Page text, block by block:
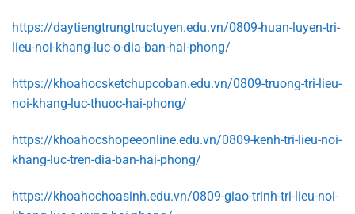
https://daytiengtrungtructuyen.edu.vn/0809-huan-luyen-tri-
lieu-noi-khang-luc-o-dia-ban-hai-phong/
https://khoahocsketchupcoban.edu.vn/0809-truong-tri-lieu-
noi-khang-luc-thuoc-hai-phong/
https://khoahocshopeeonline.edu.vn/0809-kenh-tri-lieu-noi-
khang-luc-tren-dia-ban-hai-phong/
https://khoahochoasinh.edu.vn/0809-giao-trinh-tri-lieu-noi-